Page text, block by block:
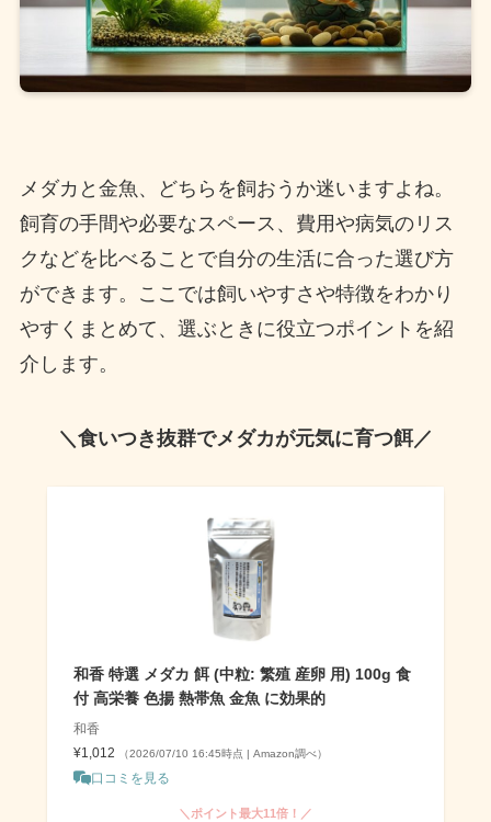
メダカと金魚、どちらを飼おうか迷いますよね。
飼育の手間や必要なスペース、費用や病気のリス
クなどを比べることで自分の生活に合った選び方
ができます。ここでは飼いやすさや特徴をわかり
やすくまとめて、選ぶときに役立つポイントを紹
介します。
＼食いつき抜群でメダカが元気に育つ餌／
和香 特選 メダカ 餌 (中粒: 繁殖 産卵 用) 100g 食
付 高栄養 色揚 熱帯魚 金魚 に効果的
和香
¥1,012
（2026/07/10 16:45時点 | Amazon調べ）
口コミを見る
＼ポイント最大11倍！／